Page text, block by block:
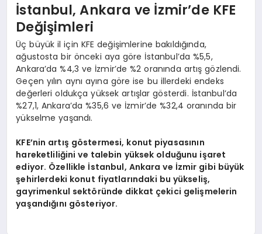
İstanbul, Ankara ve İzmir’de KFE
Değişimleri
Üç büyük il için KFE değişimlerine bakıldığında,
ağustosta bir önceki aya göre İstanbul’da %5,5,
Ankara’da %4,3 ve İzmir’de %2 oranında artış gözlendi.
Geçen yılın aynı ayına göre ise bu illerdeki endeks
değerleri oldukça yüksek artışlar gösterdi. İstanbul’da
%27,1, Ankara’da %35,6 ve İzmir’de %32,4 oranında bir
yükselme yaşandı.
KFE’nin artış göstermesi, konut piyasasının
hareketliliğini ve talebin yüksek olduğunu işaret
ediyor. Özellikle İstanbul, Ankara ve İzmir gibi büyük
şehirlerdeki konut fiyatlarındaki bu yükseliş,
gayrimenkul sektöründe dikkat çekici gelişmelerin
yaşandığını gösteriyor.